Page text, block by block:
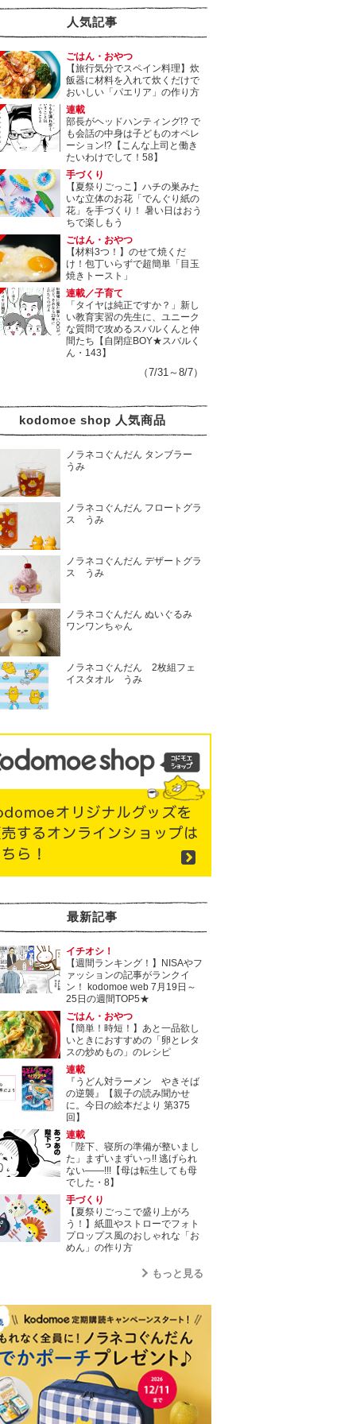
人気記事
ごはん・おやつ
【旅行気分でスペイン料理】炊
飯器に材料を入れて炊くだけで
おいしい「パエリア」の作り方
連載
部長がヘッドハンティング!? で
も会話の中身は子どものオペレ
ーション!?【こんな上司と働き
たいわけでして！58】
手づくり
【夏祭りごっこ】ハチの巣みた
いな立体のお花「でんぐり紙の
花」を手づくり！ 暑い日はおう
ちで楽しもう
ごはん・おやつ
【材料3つ！】のせて焼くだ
け！包丁いらずで超簡単「目玉
焼きトースト」
連載／子育て
「タイヤは純正ですか？」新し
い教育実習の先生に、ユニーク
な質問で攻めるスバルくんと仲
間たち【自閉症BOY★スバルく
ん・143】
（7/31～8/7）
kodomoe shop 人気商品
ノラネコぐんだん タンブラー
うみ
ノラネコぐんだん フロートグラ
ス うみ
ノラネコぐんだん デザートグラ
ス うみ
ノラネコぐんだん ぬいぐるみ
ワンワンちゃん
ノラネコぐんだん 2枚組フェ
イスタオル うみ
最新記事
イチオシ！
【週間ランキング！】NISAやフ
ァッションの記事がランクイ
ン！ kodomoe web 7月19日～
25日の週間TOP5★
ごはん・おやつ
【簡単！時短！】あと一品欲し
いときにおすすめの「卵とレタ
スの炒めもの」のレシピ
連載
『うどん対ラーメン やきそば
の逆襲』【親子の読み聞かせ
に。今日の絵本だより 第375
回】
連載
「陛下、寝所の準備が整いまし
た」まずいまずいっ!! 逃げられ
ない――!!!【母は転生しても母
でした・8】
手づくり
【夏祭りごっこで盛り上がろ
う！】紙皿やストローでフォト
プロップス風のおしゃれな「お
めん」の作り方
もっと見る